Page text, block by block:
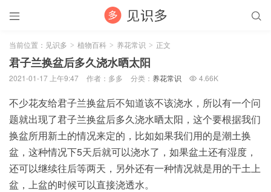
 
当前位置： 见识多 > 植物百科 > 养花常识 > 正文
君子兰换盆后多久浇水晒太阳
2021-01-17 上午9:47 作者：多多 分类： 养花常识  4.66K
不少花友给君子兰换盆后不知道该不该浇水，所以有一个问
题就出现了君子兰换盆后多久浇水晒太阳，这个要根据我们
换盆所用新土的情况来定的，比如如果我们用的是潮土换
盆，这种情况下5天后就可以浇水了，如果盆土还有湿度，
还可以继续往后等两天，另外还有一种情况就是用的干土上
盆，上盆的时候可以直接浇透水。